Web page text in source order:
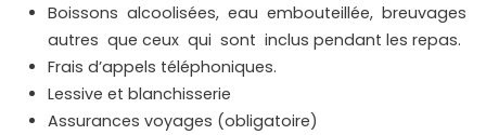
Boissons alcoolisées, eau embouteillée, breuvages
autres que ceux qui sont inclus pendant les repas.
Frais d’appels téléphoniques.
Lessive et blanchisserie
Assurances voyages (obligatoire)